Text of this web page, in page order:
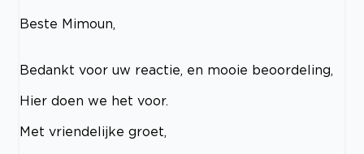
Beste Mimoun,
Bedankt voor uw reactie, en mooie beoordeling,
Hier doen we het voor.
Met vriendelijke groet,